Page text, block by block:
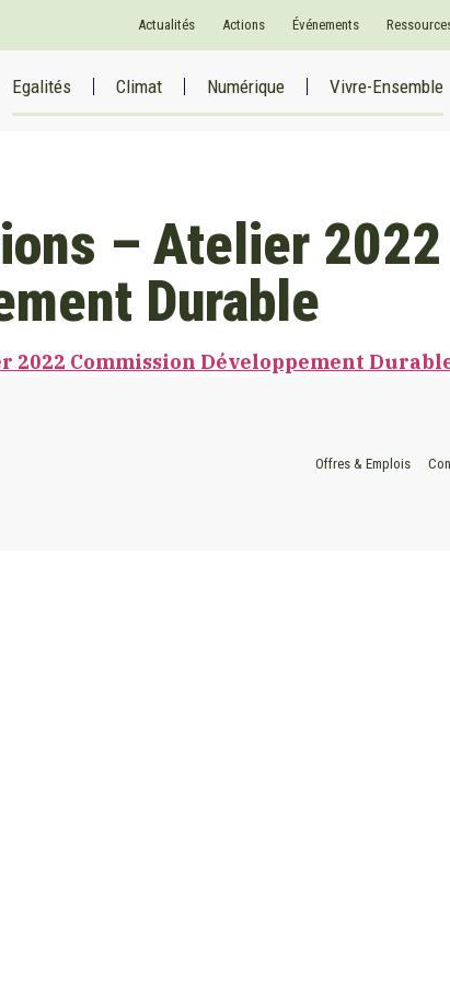
Actualités Actions Événements
Egalités Climat Numérique Vivre-Ensemble
– Atelier
Durable
2022 Commission Développement
Offres & Emplois